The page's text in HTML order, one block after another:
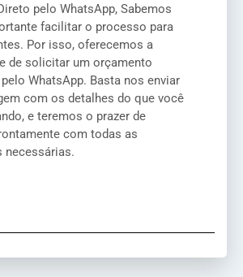
pelo WhatsApp, Sabemos
facilitar o processo para
Por isso, oferecemos a
de solicitar um orçamento
WhatsApp. Basta nos enviar
com os detalhes do que você
e teremos o prazer de
com todas as
necessárias.